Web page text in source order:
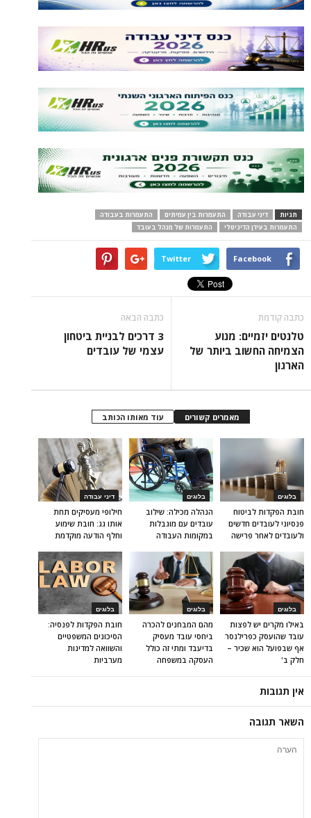
תגיות דיני עבודה התעמרות בין עמיתים
התעמרות בעבודה
התעמרות בעידן הדיגיטלי
התעמרות של מנהל בעובד
Facebook
Twitter
כתבה קודמת
טלנטים יזמיים: מנוע
הצמיחה החשוב ביותר של
הארגון
כתבה הבאה
3 דרכים לבניית ביטחון
עצמי של עובדים
מאמרים קשורים עוד מאותו הכותב
דיני עבודה
חילופי מעסיקים תחת
אותו גג: חובת שימוע
וחלף הודעה מוקדמת
בלוגים
הנהלה מכילה: שילוב
עובדים עם מוגבלות
במקומות העבודה
בלוגים
חובת הפקדות לביטוח
פנסיוני לעובדים חדשים
ולעובדים לאחר פרישה
בלוגים
חובת הפקדות לפנסיה:
הסיכונים המשפטיים
והשוואה למדינות
מערביות
בלוגים
מהם המבחנים להכרה
ביחסי עובד מעסיק
בדיעבד ומתי זה כולל
העסקה במשפחה
בלוגים
באילו מקרים יש לפצות
עובד שהועסק כפרילנסר
אף שבפועל הוא שכיר –
חלק ב'
אין תגובות
השאר תגובה